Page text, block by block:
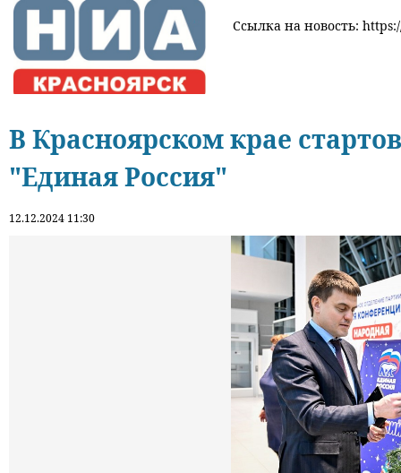
Ссылка на новость:
В Красноярском крае
"Единая Россия"
12.12.2024 11:30